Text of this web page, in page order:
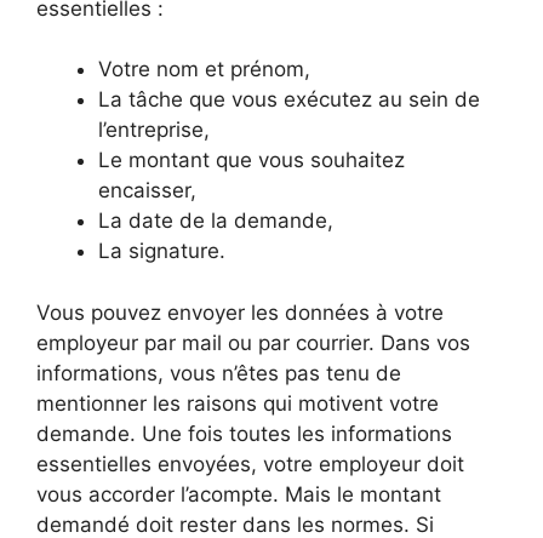
essentielles :
Votre nom et prénom,
La tâche que vous exécutez au sein de
l’entreprise,
Le montant que vous souhaitez
encaisser,
La date de la demande,
La signature.
Vous pouvez envoyer les données à votre
employeur par mail ou par courrier. Dans vos
informations, vous n’êtes pas tenu de
mentionner les raisons qui motivent votre
demande. Une fois toutes les informations
essentielles envoyées, votre employeur doit
vous accorder l’acompte. Mais le montant
demandé doit rester dans les normes. Si